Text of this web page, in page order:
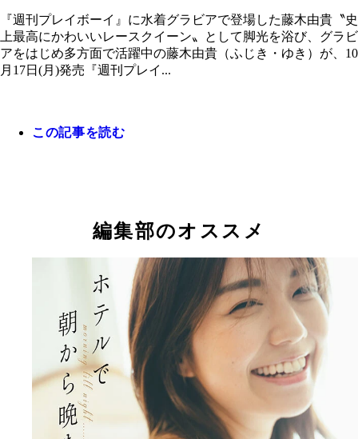
【デジタル限定】藤木由貴写真集『ホテルで朝か
藤木由貴デジタル写真集『ホテルで朝から晩まで
『週刊プレイボーイ』に水着グラビアで登場した藤木由貴〝史
上最高にかわいいレースクイーン〟として脚光を浴び、グラビ
アをはじめ多方面で活躍中の藤木由貴（ふじき・ゆき）が、10
月17日(月)発売『週刊プレイ...
この記事を読む
編集部のオススメ